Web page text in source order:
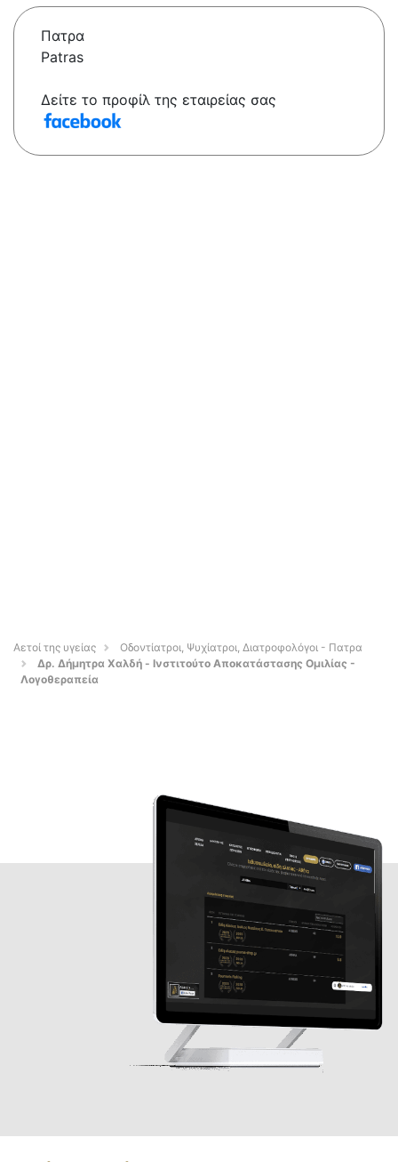
Πατρα
Patras
Δείτε το προφίλ της εταιρείας σας
Αετοί της υγείας
Οδοντίατροι, Ψυχίατροι, Διατροφολόγοι - Πατρα
Δρ. Δήμητρα Χαλδή - Ινστιτούτο Αποκατάστασης Ομιλίας -
Λογοθεραπεία